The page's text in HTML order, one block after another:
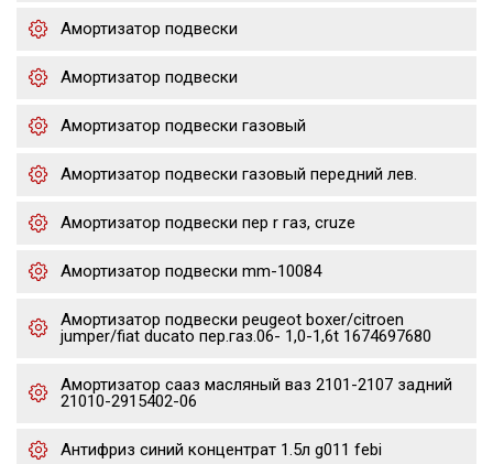
Амортизатор подвески
Амортизатор подвески
Амортизатор подвески газовый
Амортизатор подвески газовый передний лев.
Амортизатор подвески пер r газ, cruze
Амортизатор подвески mm-10084
Амортизатор подвески peugeot boxer/citroen
jumper/fiat ducato пер.газ.06- 1,0-1,6t 1674697680
Амортизатор сааз масляный ваз 2101-2107 задний
21010-2915402-06
Антифриз синий концентрат 1.5л g011 febi